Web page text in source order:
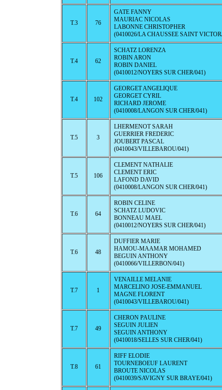
T.3 76
GATE FANNY
MAURIAC NICOLAS
LABONNE CHRISTOPHER
(0410026/LA CHAUSSEE SAINT
T.4 62
SCHATZ LORENZA
ROBIN ARON
ROBIN DANIEL
(0410012/NOYERS SUR CHER/041)
T.4 102
GEORGET ANGELIQUE
GEORGET CYRIL
RICHARD JEROME
(0410008/LANGON SUR CHER/041)
T.5 3
LHERMENOT SARAH
GUERRIER FREDERIC
JOUBERT PASCAL
(0410043/VILLEBAROU/041)
T.5 106
CLEMENT NATHALIE
CLEMENT ERIC
LAFOND DAVID
(0410008/LANGON SUR CHER/041)
T.6 64
ROBIN CELINE
SCHATZ LUDOVIC
BONNEAU MAEL
(0410012/NOYERS SUR CHER/041)
T.6 48
DUFFIER MARIE
HAMOU-MAAMAR MOHAMED
BEGUIN ANTHONY
(0410066/VILLERBON/041)
T.7 1
VENAILLE MELANIE
MARCELINO JOSE-EMMANUEL
MAGNE FLORENT
(0410043/VILLEBAROU/041)
T.7 49
CHERON PAULINE
SEGUIN JULIEN
SEGUIN ANTHONY
(0410018/SELLES SUR CHER/041)
T.8 61
RIFF ELODIE
TOURNEBOEUF LAURENT
BROUTE NICOLAS
(0410039/SAVIGNY SUR BRAYE/041)